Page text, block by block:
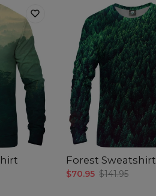
Forest Sweatshirt
$70.95 $141.95